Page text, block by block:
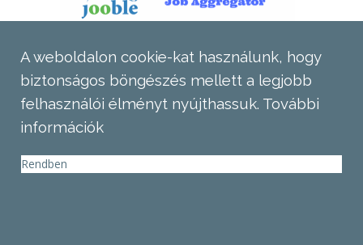
A weboldalon cookie-kat használunk, hogy
biztonságos böngészés mellett a legjobb
felhasználói élményt nyújthassuk. További
információk
Rendben